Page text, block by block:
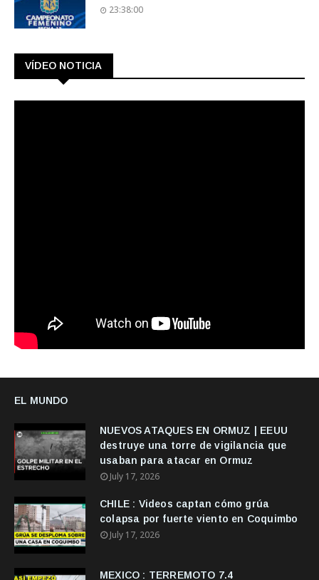
23:38:00
VÍDEO NOTICIA
EL MUNDO
NUEVOS ATAQUES EN ORMUZ | EEUU
destruye una torre de vigilancia que
usaban para atacar en Ormuz
July 17, 2026
CHILE : Videos captan cómo grúa
colapsa por fuerte viento en Coquimbo
July 17, 2026
MEXICO : TERREMOTO 7.4